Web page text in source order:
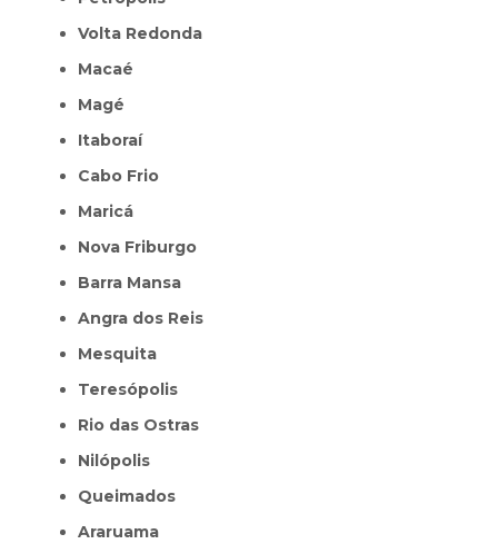
Volta Redonda
Macaé
Magé
Itaboraí
Cabo Frio
Maricá
Nova Friburgo
Barra Mansa
Angra dos Reis
Mesquita
Teresópolis
Rio das Ostras
Nilópolis
Queimados
Araruama